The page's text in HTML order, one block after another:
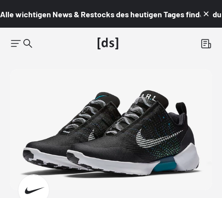
Alle wichtigen News & Restocks des heutigen Tages findest du